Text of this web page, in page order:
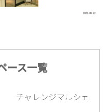
ース一覧
チャレンジマルシェ